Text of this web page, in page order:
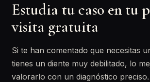
Estudia tu caso en tu
visita gratuita
Si te han comentado que necesitas
tienes un diente muy debilitado, lo
valorarlo con un diagnóstico preciso.